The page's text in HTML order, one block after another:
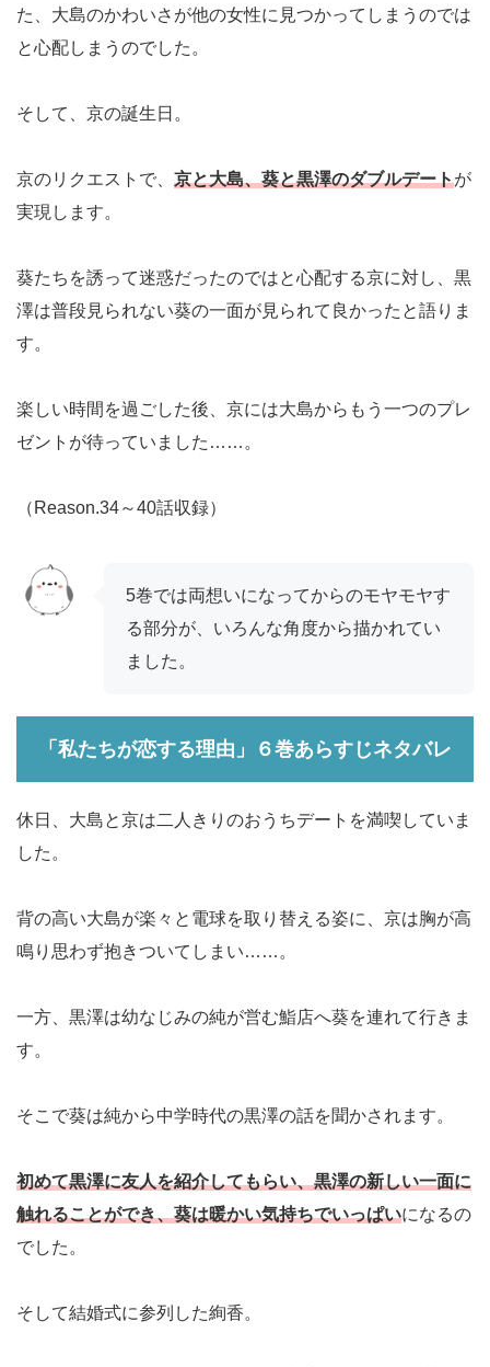
た、大島のかわいさが他の女性に見つかってしまうのでは
と心配しまうのでした。
そして、京の誕生日。
京のリクエストで、 京と大島、葵と黒澤のダブルデートが
実現します。
葵たちを誘って迷惑だったのではと心配する京に対し、黒
澤は普段見られない葵の一面が見られて良かったと語りま
す。
楽しい時間を過ごした後、京には大島からもう一つのプレ
ゼントが待っていました……。
（Reason.34～40話収録）
5巻では両想いになってからのモヤモヤす
る部分が、いろんな角度から描かれてい
ました。
「私たちが恋する理由」６巻あらすじネタバレ
休日、大島と京は二人きりのおうちデートを満喫していま
した。
背の高い大島が楽々と電球を取り替える姿に、京は胸が高
鳴り思わず抱きついてしまい……。
一方、黒澤は幼なじみの純が営む鮨店へ葵を連れて行きま
す。
そこで葵は純から中学時代の黒澤の話を聞かされます。
初めて黒澤に友人を紹介してもらい、黒澤の新しい一面に
触れることができ、葵は暖かい気持ちでいっぱいになるの
でした。
そして結婚式に参列した絢香。